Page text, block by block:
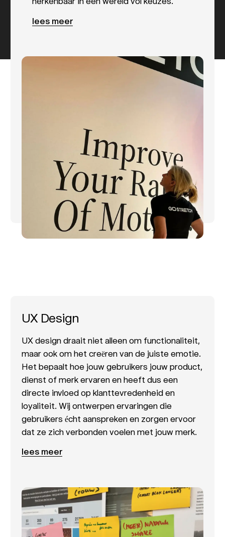
lees meer
UX Design
UX design draait niet alleen om functionaliteit,
maar ook om het creëren van de juiste emotie.
Het bepaalt hoe jouw gebruikers jouw product,
dienst of merk ervaren en heeft dus een
directe invloed op klanttevredenheid en
loyaliteit. Wij ontwerpen ervaringen die
gebruikers écht aanspreken en zorgen ervoor
dat ze zich verbonden voelen met jouw merk.
lees meer